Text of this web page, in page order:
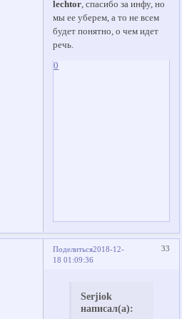
lechtor, спасибо за инфу, но
мы ее уберем, а то не всем
будет понятно, о чем идет
речь.
0
Поделиться 33
2018-12-
18 01:09:36
Serjiok
написал(а):